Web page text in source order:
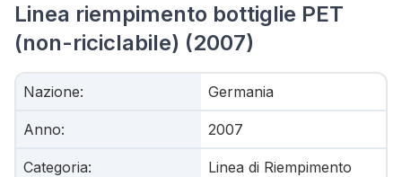
Linea riempimento bottiglie PET
(non-riciclabile) (2007)
Nazione: Germania
Anno: 2007
Categoria:
Linea di Riempimento